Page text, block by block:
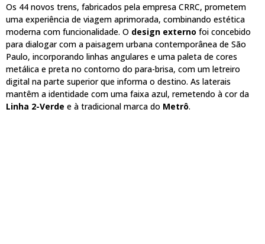
Os 44 novos trens, fabricados pela empresa CRRC, prometem
uma experiência de viagem aprimorada, combinando estética
moderna com funcionalidade. O design externo foi concebido
para dialogar com a paisagem urbana contemporânea de São
Paulo, incorporando linhas angulares e uma paleta de cores
metálica e preta no contorno do para-brisa, com um letreiro
digital na parte superior que informa o destino. As laterais
mantêm a identidade com uma faixa azul, remetendo à cor da
Linha 2-Verde e à tradicional marca do Metrô.